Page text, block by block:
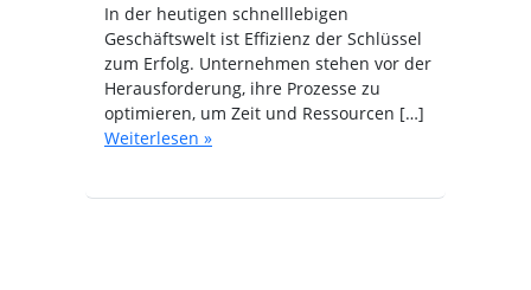
In der heutigen schnelllebigen
Geschäftswelt ist Effizienz der Schlüssel
zum Erfolg. Unternehmen stehen vor der
Herausforderung, ihre Prozesse zu
optimieren, um Zeit und Ressourcen […]
Weiterlesen »